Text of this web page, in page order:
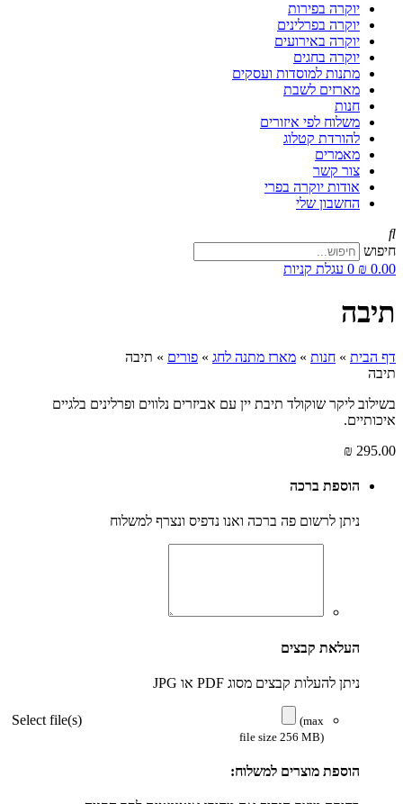
יוקרה בפירות
יוקרה בפרלינים
יוקרה באירועים
יוקרה בחגים
מתנות למוסדות ועסקים
מארזים לשבת
חנות
משלוח לפי איזורים
להורדת קטלוג
מאמרים
צור קשר
אודות יוקרה בפרי
החשבון שלי
חיפוש
₪ 0.00
0 עגלת קניות
תיבה
דף הבית » חנות » מארז מתנה לחג » פורים » תיבה
תיבה
בשילוב ליקר שוקולד תיבת יין עם אביזרים נלווים ופרלינים בלגיים
איכותיים.
₪ 295.00
הוספת ברכה
ניתן לרשום פה ברכה ואנו נדפיס ונצרף למשלוח
העלאת קבצים
ניתן להעלות קבצים מסוג PDF או JPG
Select file(s)
(max
file size 256 MB)
הוספת מוצרים למשלוח: